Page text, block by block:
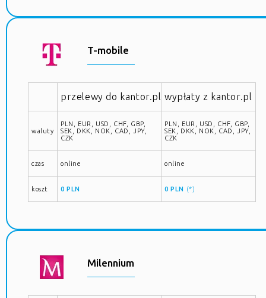
T-mobile
przelewy do kantor.pl wypłaty z kantor.pl
waluty
PLN, EUR, USD, CHF, GBP,
SEK, DKK, NOK, CAD, JPY,
CZK
PLN, EUR, USD, CHF, GBP,
SEK, DKK, NOK, CAD, JPY,
CZK
czas online online
koszt 0 PLN 0 PLN (*)
Milennium